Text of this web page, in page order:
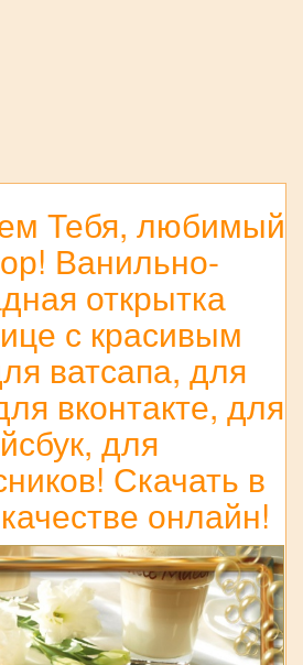
Тебя, любимый
Ванильно-
открытка
с красивым
ватсапа, для
вконтакте, для
для
Скачать в
онлайн!